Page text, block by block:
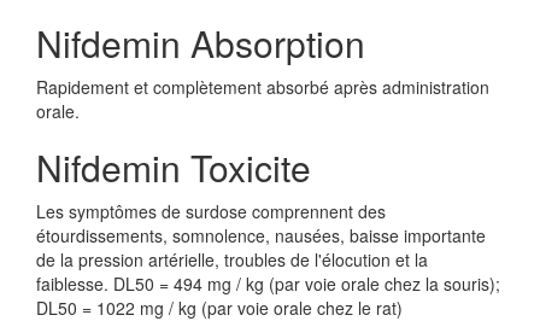
Nifdemin Absorption
Rapidement et complètement absorbé après administration
orale.
Nifdemin Toxicite
Les symptômes de surdose comprennent des
étourdissements, somnolence, nausées, baisse importante
de la pression artérielle, troubles de l'élocution et la
faiblesse. DL50 = 494 mg / kg (par voie orale chez la souris);
DL50 = 1022 mg / kg (par voie orale chez le rat)